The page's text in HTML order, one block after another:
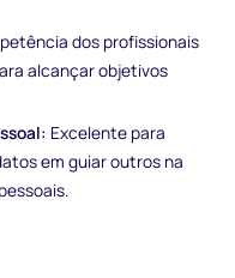
dos profissionais
alcançar objetivos
Excelente para
em guiar outros na